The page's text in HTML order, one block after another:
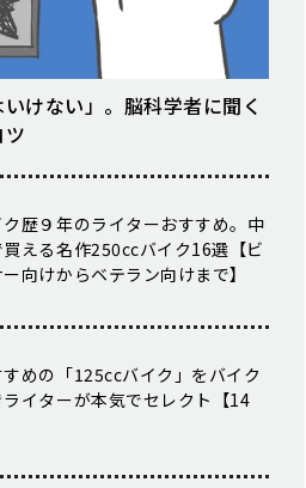
いけない」。脳科学者に聞く
ク歴９年のライターおすすめ。中
買える名作250ccバイク16選【ビ
向けからベテラン向けまで】
すめの「125ccバイク」をバイク
イターが本気でセレクト【14